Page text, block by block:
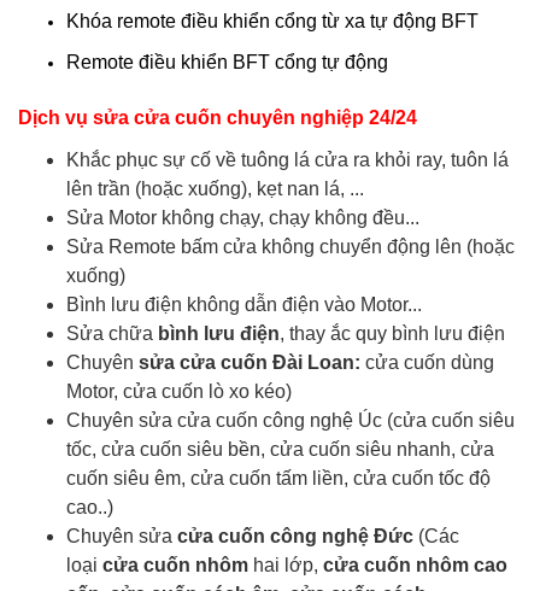
Khóa remote điều khiển cổng từ xa tự động BFT
Remote điều khiển BFT cổng tự động
Dịch vụ sửa cửa cuốn chuyên nghiệp 24/24
Khắc phục sự cố về tuông lá cửa ra khỏi ray, tuôn lá
lên trần (hoặc xuống), kẹt nan lá, ...
Sửa Motor không chạy, chạy không đều...
Sửa Remote bấm cửa không chuyển động lên (hoặc
xuống)
Bình lưu điện không dẫn điện vào Motor...
Sửa chữa bình lưu điện, thay ắc quy bình lưu điện
Chuyên sửa cửa cuốn Đài Loan: cửa cuốn dùng
Motor, cửa cuốn lò xo kéo)
Chuyên sửa cửa cuốn công nghệ Úc (cửa cuốn siêu
tốc, cửa cuốn siêu bền, cửa cuốn siêu nhanh, cửa
cuốn siêu êm, cửa cuốn tấm liền, cửa cuốn tốc độ
cao..)
Chuyên sửa cửa cuốn công nghệ Đức (Các
loại cửa cuốn nhôm hai lớp, cửa cuốn nhôm cao